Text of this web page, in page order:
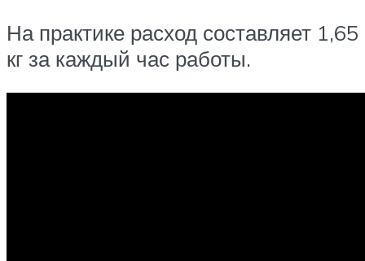
На практике расход составляет 1,65
кг за каждый час работы.